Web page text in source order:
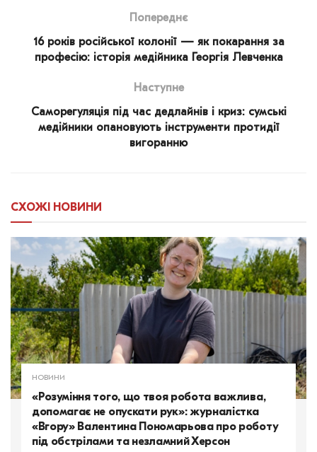
Попереднє
16 років російської колонії — як покарання за
професію: історія медійника Георгія Левченка
Наступне
Саморегуляція під час дедлайнів і криз: сумські
медійники опановують інструменти протидії
вигоранню
СХОЖІ НОВИНИ
НОВИНИ
«Розуміння того, що твоя робота важлива,
допомагає не опускати рук»: журналістка
«Вгору» Валентина Пономарьова про роботу
під обстрілами та незламний Херсон